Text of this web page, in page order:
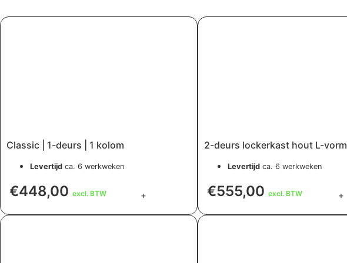
Classic | 1-deurs | 1 kolom
Levertijd ca. 6 werkweken
€448,00 excl. BTW +
2-deurs lockerkast hout L-vorm
Levertijd ca. 6 werkweken
€555,00 excl. BTW +